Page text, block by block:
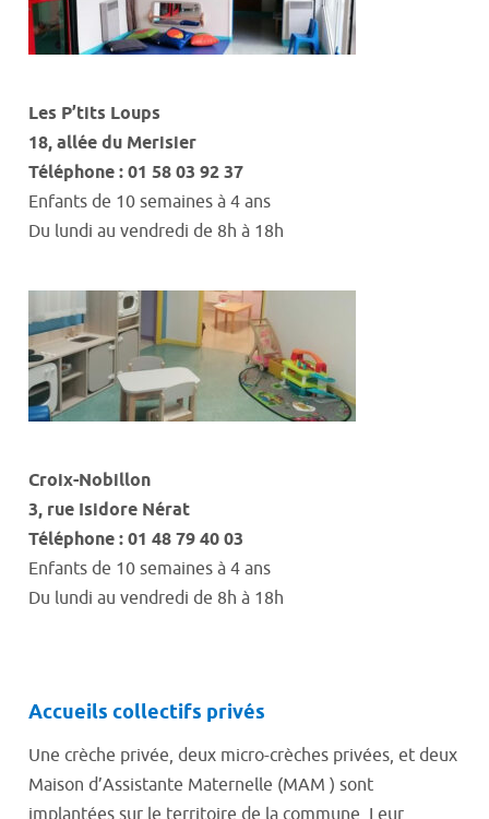
Les P’tits Loups
18,allée du Merisier
Téléphone : 01 58 03 9237
Enfants de 10 semaines à 4 ans
Du lundi au vendredi de 8h à 18h
Croix-Nobillon
3, rue Isidore Nérat
Téléphone : 01 48 79 40 03
Enfants de 10 semaines à 4 ans
Du lundi au vendredi de 8h à 18h
Accueils collectifs privés
Une crèche privée, deux micro-crèches privées, et deux
Maison d’Assistante Maternelle (MAM ) sont